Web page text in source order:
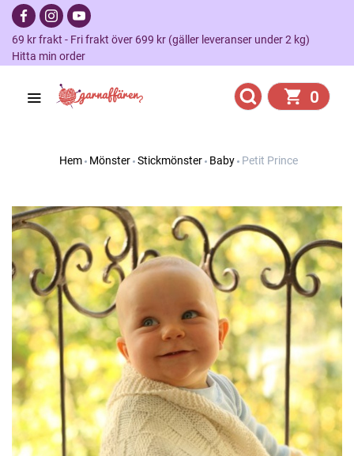
69 kr frakt - Fri frakt över 699 kr (gäller leveranser under 2 kg)
Hitta min order
0
Hem Mönster Stickmönster Baby Petit Prince